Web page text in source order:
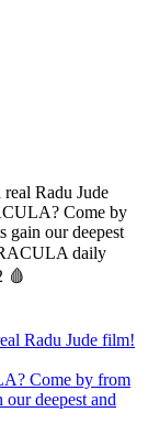
Radu Jude film!
Come by from
deepest and